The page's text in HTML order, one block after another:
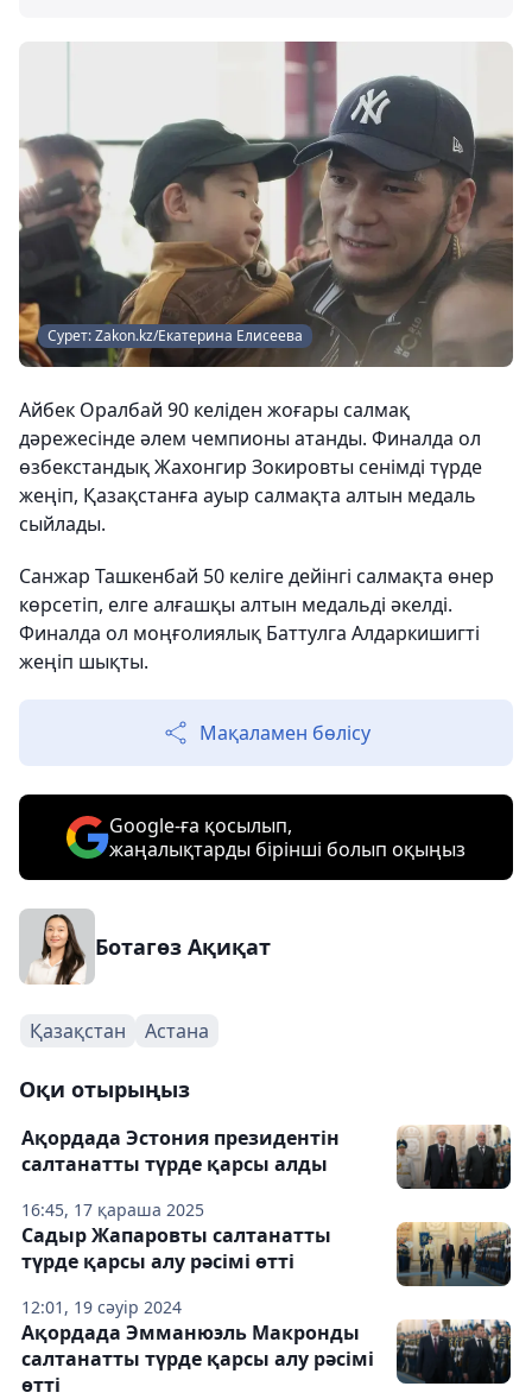
Сурет: Zakon.kz/Екатерина Елисеева
Айбек Оралбай 90 келіден жоғары салмақ
дәрежесінде әлем чемпионы атанды. Финалда ол
өзбекстандық Жахонгир Зокировты сенімді түрде
жеңіп, Қазақстанға ауыр салмақта алтын медаль
сыйлады.
Санжар Ташкенбай 50 келіге дейінгі салмақта өнер
көрсетіп, елге алғашқы алтын медальді әкелді.
Финалда ол моңғолиялық Баттулга Алдаркишигті
жеңіп шықты.
Мақаламен бөлісу
Google-ға қосылып,
жаңалықтарды бірінші болып оқыңыз
Ботагөз Ақиқат
Қазақстан Астана
Оқи отырыңыз
16:45, 17 қараша 2025
Ақордада Эстония президентін
салтанатты түрде қарсы алды
12:01, 19 сәуір 2024
Садыр Жапаровты салтанатты
түрде қарсы алу рәсімі өтті
Ақордада Эмманюэль Макронды
салтанатты түрде қарсы алу рәсімі
өтті